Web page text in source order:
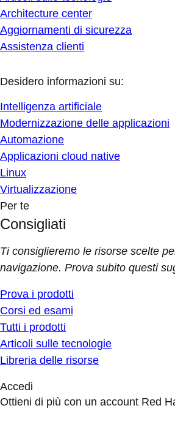
Architecture center
Aggiornamenti di sicurezza
Assistenza clienti
Desidero informazioni su:
Intelligenza artificiale
Modernizzazione delle applicazioni
Automazione
Applicazioni cloud native
Linux
Virtualizzazione
Per te
Consigliati
Ti consiglieremo le risorse scelte
navigazione. Prova subito questi
Prova i prodotti
Corsi ed esami
Tutti i prodotti
Articoli sulle tecnologie
Libreria delle risorse
Accedi
Ottieni di più con un account Red